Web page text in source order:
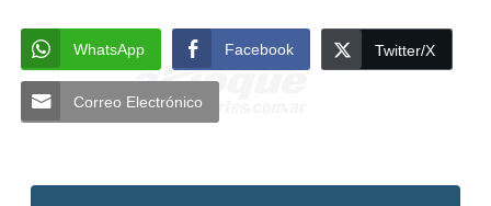
WhatsApp Facebook Twitter/X
Correo Electrónico